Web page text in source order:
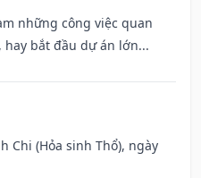
những công việc quan
bắt đầu dự án lớn...
Chi (Hỏa sinh Thổ), ngày